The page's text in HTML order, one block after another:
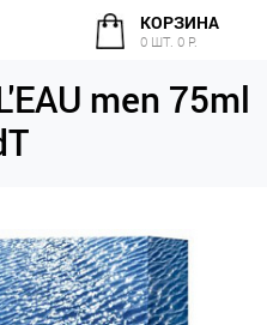
КОРЗИНА
0 ШТ. 0 Р.
men 75ml